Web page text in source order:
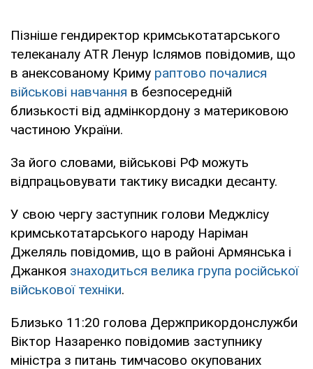
Пізніше гендиректор кримськотатарського
телеканалу ATR Ленур Іслямов повідомив, що
в анексованому Криму раптово почалися
військові навчання в безпосередній
близькості від адмінкордону з материковою
частиною України.
За його словами, військові РФ можуть
відпрацьовувати тактику висадки десанту.
У свою чергу заступник голови Меджлісу
кримськотатарського народу Наріман
Джеляль повідомив, що в районі Армянська і
Джанкоя знаходиться велика група російської
військової техніки.
Близько 11:20 голова Держприкордонслужби
Віктор Назаренко повідомив заступнику
міністра з питань тимчасово окупованих